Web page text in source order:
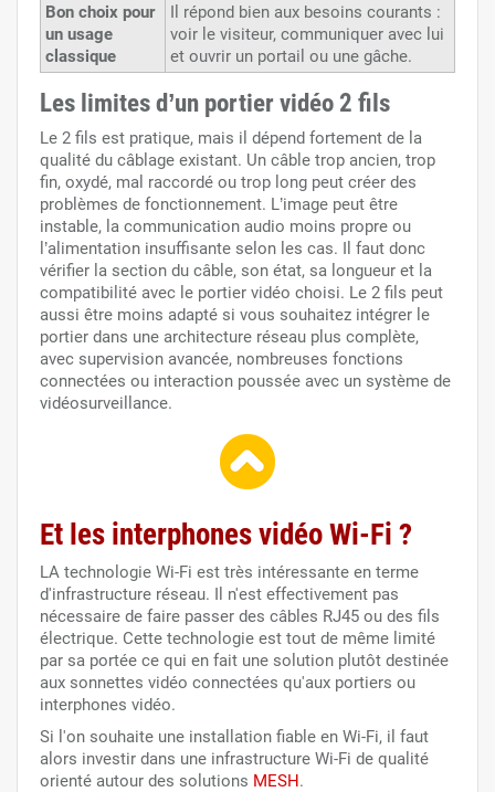
Bon choix pour
un usage
classique
Il répond bien aux besoins courants :
voir le visiteur, communiquer avec lui
et ouvrir un portail ou une gâche.
Les limites d’un portier vidéo 2 fils
Le 2 fils est pratique, mais il dépend fortement de la
qualité du câblage existant. Un câble trop ancien, trop
fin, oxydé, mal raccordé ou trop long peut créer des
problèmes de fonctionnement. L’image peut être
instable, la communication audio moins propre ou
l’alimentation insuffisante selon les cas. Il faut donc
vérifier la section du câble, son état, sa longueur et la
compatibilité avec le portier vidéo choisi. Le 2 fils peut
aussi être moins adapté si vous souhaitez intégrer le
portier dans une architecture réseau plus complète,
avec supervision avancée, nombreuses fonctions
connectées ou interaction poussée avec un système de
vidéosurveillance.
Et les interphones vidéo Wi-Fi ?
LA technologie Wi-Fi est très intéressante en terme
d'infrastructure réseau. Il n'est effectivement pas
nécessaire de faire passer des câbles RJ45 ou des fils
électrique. Cette technologie est tout de même limité
par sa portée ce qui en fait une solution plutôt destinée
aux sonnettes vidéo connectées qu'aux portiers ou
interphones vidéo.
Si l'on souhaite une installation fiable en Wi-Fi, il faut
alors investir dans une infrastructure Wi-Fi de qualité
orienté autour des solutions MESH.